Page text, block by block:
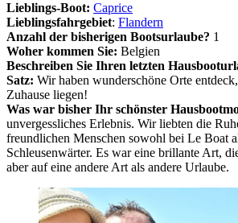
Lieblings-Boot: Caprice
Lieblingsfahrgebiet: Flandern
Anzahl der bisherigen Bootsurlaube? 1
Woher kommen Sie: Belgien
Beschreiben Sie Ihren letzten
Satz: Wir haben wunderschöne Orte
Zuhause liegen!
Was war bisher Ihr schönster
unvergessliches Erlebnis. Wir liebten die
freundlichen Menschen sowohl bei Le Boat
Schleusenwärter. Es war eine brillante Art,
aber auf eine andere Art als andere Urlaube.